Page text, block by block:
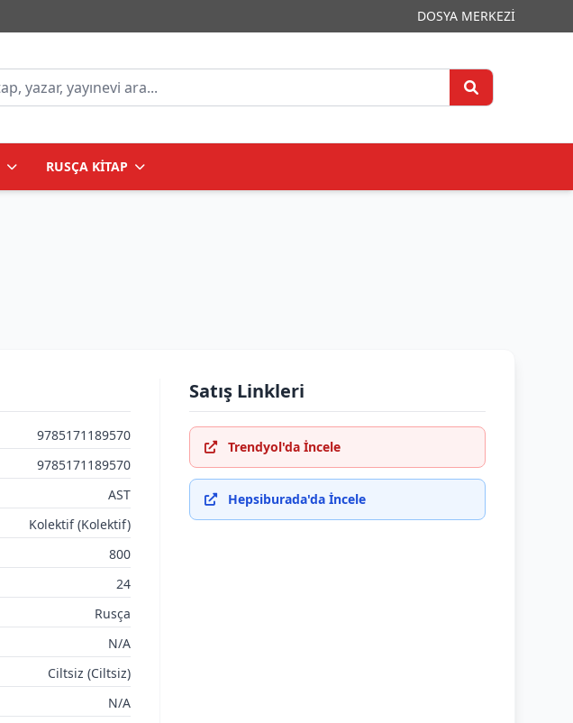
DOSYA MERKEZİ
RUSÇA KİTAP
9785171189570
9785171189570
AST
Kolektif (Kolektif)
800
24
Rusça
N/A
Ciltsiz (Ciltsiz)
N/A
Satış Linkleri
Trendyol'da İncele
Hepsiburada'da İncele